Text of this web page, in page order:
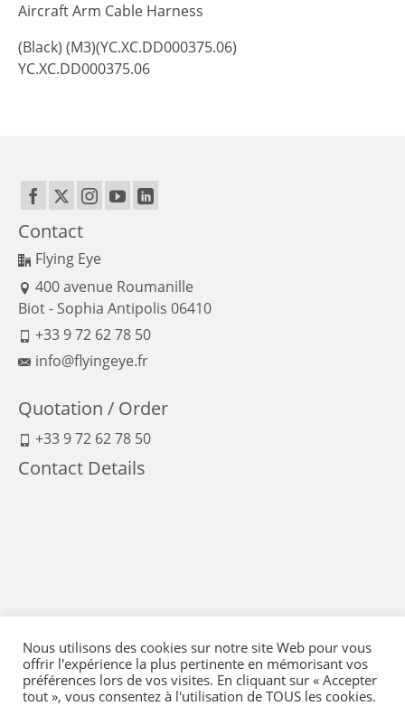
Aircraft Arm Cable Harness
(Black) (M3)(YC.XC.DD000375.06)
YC.XC.DD000375.06
Contact
Flying Eye
400 avenue Roumanille
Biot - Sophia Antipolis 06410
+33 9 72 62 78 50
info@flyingeye.fr
Quotation / Order
+33 9 72 62 78 50
Contact Details
Nous utilisons des cookies sur notre site Web pour vous
offrir l'expérience la plus pertinente en mémorisant vos
préférences lors de vos visites. En cliquant sur « Accepter
tout », vous consentez à l'utilisation de TOUS les cookies.